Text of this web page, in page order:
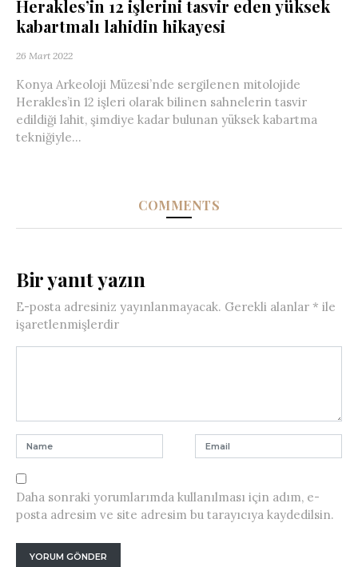
Herakles’in 12 işlerini tasvir eden yüksek
kabartmalı lahidin hikayesi
26 Mart 2022
Konya Arkeoloji Müzesi’nde sergilenen mitolojide
Herakles’in 12 işleri olarak bilinen sahnelerin tasvir
edildiği lahit, şimdiye kadar bulunan yüksek kabartma
tekniğiyle...
COMMENTS
Bir yanıt yazın
E-posta adresiniz yayınlanmayacak. Gerekli alanlar * ile
işaretlenmişlerdir
Daha sonraki yorumlarımda kullanılması için adım, e-
posta adresim ve site adresim bu tarayıcıya kaydedilsin.